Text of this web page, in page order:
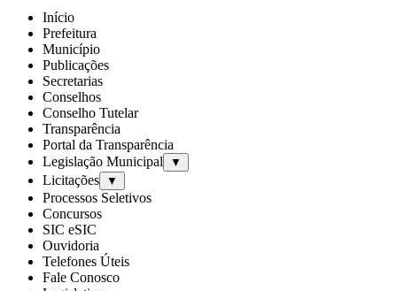
Início
Prefeitura
Município
Publicações
Secretarias
Conselhos
Conselho Tutelar
Transparência
Portal da Transparência
Legislação Municipal
▼
Licitações ▼
Processos Seletivos
Concursos
SIC eSIC
Ouvidoria
Telefones Úteis
Fale Conosco